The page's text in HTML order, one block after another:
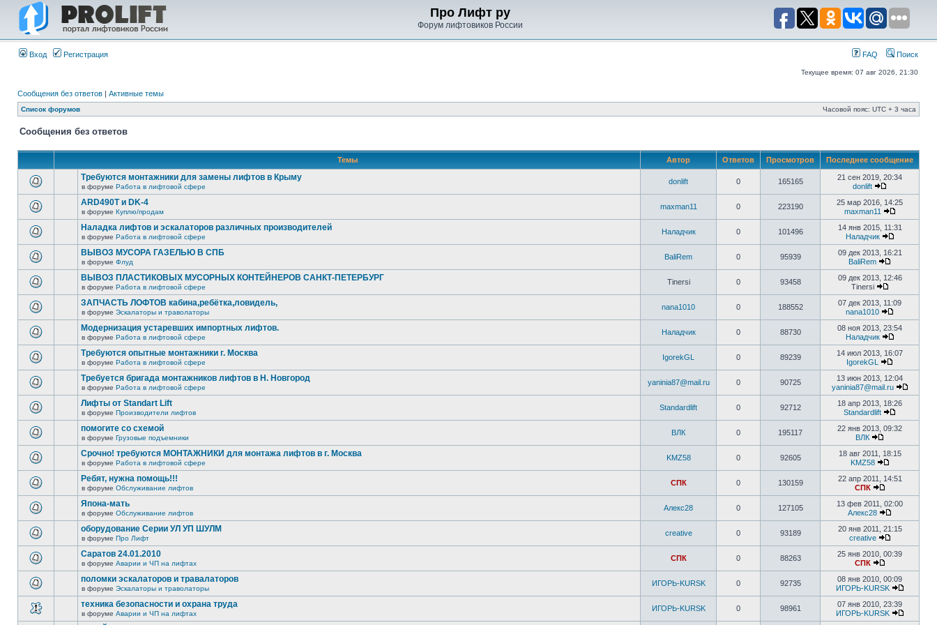
Про Лифт ру
Форум лифтовиков России
Вход Регистрация FAQ Поиск
Текущее время: 07 авг 2026, 21:30
Сообщения без ответов | Активные темы
Список форумов Часовой пояс: UTC + 3 часа
Сообщения без ответов
Темы Автор Ответов Просмотров Последнее сообщение
Требуются монтажники для замены лифтов в Крыму
в форуме Работа в лифтовой сфере
donlift 0 165165
21 сен 2019, 20:34
donlift
ARD490T и DK-4
в форуме Куплю/продам
maxman11 0 223190
25 мар 2016, 14:25
maxman11
Наладка лифтов и эскалаторов различных производителей
в форуме Работа в лифтовой сфере
Наладчик 0 101496
14 янв 2015, 11:31
Наладчик
ВЫВОЗ МУСОРА ГАЗЕЛЬЮ В СПБ
в форуме Флуд
BaliRem 0 95939
09 дек 2013, 16:21
BaliRem
ВЫВОЗ ПЛАСТИКОВЫХ МУСОРНЫХ КОНТЕЙНЕРОВ САНКТ-ПЕТЕРБУРГ
в форуме Работа в лифтовой сфере
Tinersi 0 93458
09 дек 2013, 12:46
Tinersi
ЗАПЧАСТЬ ЛОФТОВ кабина,ребётка,ловидель,
в форуме Эскалаторы и траволаторы
nana1010 0 188552
07 дек 2013, 11:09
nana1010
Модернизация устаревших импортных лифтов.
в форуме Работа в лифтовой сфере
Наладчик 0 88730
08 ноя 2013, 23:54
Наладчик
Требуются опытные монтажники г. Москва
в форуме Работа в лифтовой сфере
IgorekGL 0 89239
14 июл 2013, 16:07
IgorekGL
Требуется бригада монтажников лифтов в Н. Новгород
в форуме Работа в лифтовой сфере
yaninia87@mail.ru 0 90725
13 июн 2013, 12:04
yaninia87@mail.ru
Лифты от Standart Lift
в форуме Производители лифтов
Standardlift 0 92712
18 апр 2013, 18:26
Standardlift
помогите со схемой
в форуме Грузовые подъемники
ВЛК 0 195117
22 янв 2013, 09:32
ВЛК
Срочно! требуются МОНТАЖНИКИ для монтажа лифтов в г. Москва
в форуме Работа в лифтовой сфере
KMZ58 0 92605
18 авг 2011, 18:15
KMZ58
Ребят, нужна помощь!!!
в форуме Обслуживание лифтов
СПК 0 130159
22 апр 2011, 14:51
СПК
Япона-мать
в форуме Обслуживание лифтов
Алекс28 0 127105
13 фев 2011, 02:00
Алекс28
оборудование Серии УЛ УП ШУЛМ
в форуме Про Лифт
creative 0 93189
20 янв 2011, 21:15
creative
Саратов 24.01.2010
в форуме Аварии и ЧП на лифтах
СПК 0 88263
25 янв 2010, 00:39
СПК
поломки эскалаторов и травалаторов
в форуме Эскалаторы и траволаторы
ИГОРЬ-KURSK 0 92735
08 янв 2010, 00:09
ИГОРЬ-KURSK
техника безопасности и охрана труда
в форуме Аварии и ЧП на лифтах
ИГОРЬ-KURSK 0 98961
07 янв 2010, 23:39
ИГОРЬ-KURSK